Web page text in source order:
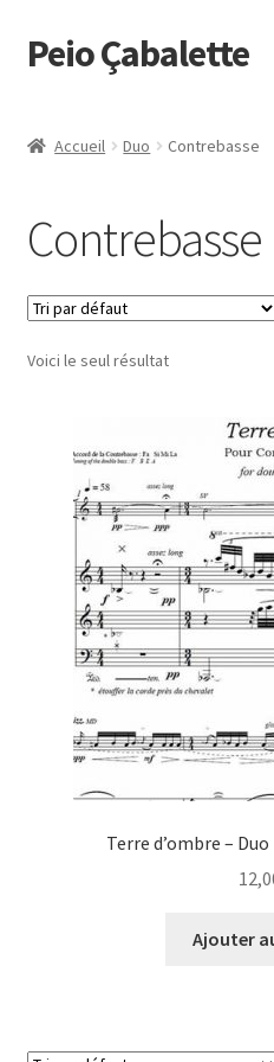
Aller
à
navigation
Aller
au
Peio Çabalette
Commande
Mon Compte
Panier
Accueil Duo Contrebasse
Contrebasse
Voici le seul résultat
Terre d’ombre –
Ajouter